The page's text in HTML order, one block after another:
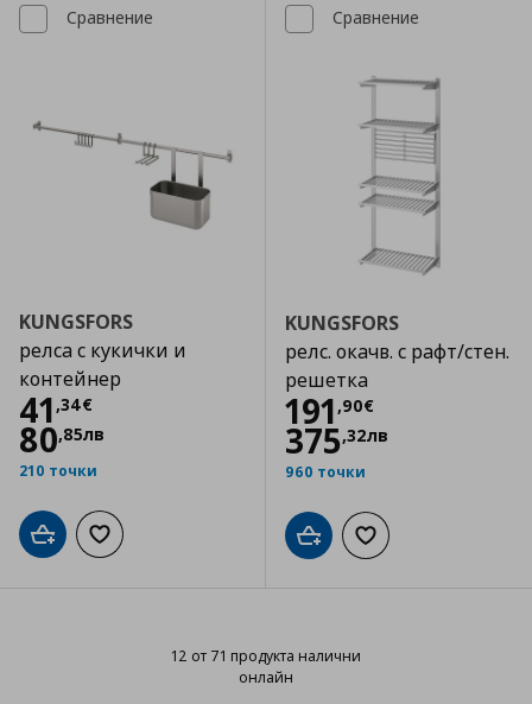
Сравнение
KUNGSFORS
релса с кукички и
контейнер
41 ,34€
Цена
80,85лв
210 точки
Добави в кошницата
Добави към списъка с любими
Сравнение
KUNGSFORS
релс. окачв. с рафт/стен.
решетка
191 ,90€
Цена
375,32лв
960 точки
Добави в кошницата
Добави към
12 от 71 продукта налични
онлайн
12 от 71 продукта налични